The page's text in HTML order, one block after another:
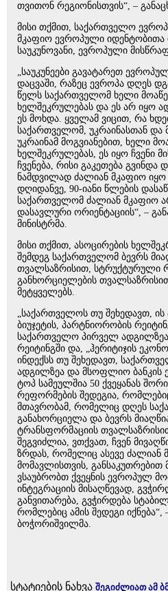
თვითონ რეგიონისთვის“, –
მისი თქმით, საქართველო
მკაფიო ევროპული იდენტობითა
საუკუნოვანი, ევროპული
„საუკუნეები გავატარეთ
დაცვაში, რაზეც ევროპა დღეს
წელს საქართველომ ხელი
ხელშეკრულებას და ეს არ იყო
ეს მოხდა. ყველამ ვიცით, რა
საქართველომ, უკრაინასთან
უკრაინამ მოგვიანებით, ხელი
ხელშეკრულებას, ეს იყო ჩვენი
ჩვენება, რისი გაკეთება გვინდა
ნამდვილად ძალიან მკაფიო იყო
დღიდანვე, 90-იანი წლების
საქართველომ ძალიან მკაფიო
დასავლური ორიენტაციის“, –
მინისტრმა.
მისი თქმით, ასოცირების
შემდეგ საქართველომ ბევრს
თვალსაზრისით, სტრუქტურული
განხორციელების
მეტყველებს.
„საქართველოს თუ შეხედავთ,
ბიუჯეტის, პარტნიორობის
საქართველო პირველ ადგილზეა
რეიტინგში და, „ჰერიტიჯის
ინდექსს თუ შეხედავთ,
ადგილზეა და მსოფლიო ბანკის
ტოპ სამეულშია 50 ქვეყანას
რეფორმების შედეგია,
მთავრობამ, რომელიც დღეს
განახორციელა და ბევრს
ტრანსფორმაციის
შეგვიძლია, ვთქვათ, ჩვენ
ზრდას, რომელიც ასევე ძალიან
მომავლისთვის, განსაკუთრებით
ვსაუბრობთ ქვეყნის ევროპულ
ინტეგრაციის მისაღწევად,
განვითარება, გვჭირდება
რომლებიც ამის შედეგი იქნება“,
ბოჭორიშვილმა.
სტატიების ნახვა შეგიძლიათ ამ